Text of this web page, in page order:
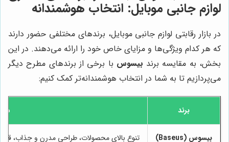
لوازم جانبی موبایل: انتخاب هوشمندانه
در بازار رقابتی لوازم جانبی موبایل، برندهای مختلفی حضور دارند
که هر کدام ویژگی‌ها و مزایای خاص خود را ارائه می‌دهند. در این
بخش، به مقایسه برند بیسوس با برخی از برندهای مطرح دیگر
می‌پردازیم تا به شما در انتخاب هوشمندانه‌تر کمک کنیم:
برند
بیسوس (Baseus) تنوع بالای محصولات، طراحی مدرن و جذاب،